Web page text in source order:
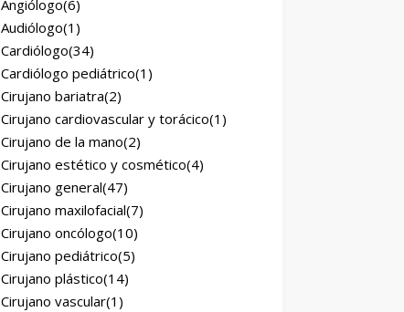
Angiólogo(6)
Audiólogo(1)
Cardiólogo(34)
Cardiólogo pediátrico(1)
Cirujano bariatra(2)
Cirujano cardiovascular y torácico(1)
Cirujano de la mano(2)
Cirujano estético y cosmético(4)
Cirujano general(47)
Cirujano maxilofacial(7)
Cirujano oncólogo(10)
Cirujano pediátrico(5)
Cirujano plástico(14)
Cirujano vascular(1)